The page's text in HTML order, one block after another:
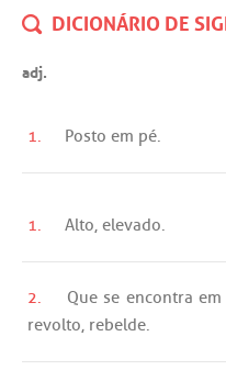
DICIONÁRIO DE
adj.
1. Posto em pé.
1. Alto, elevado.
2. Que se encontra em
revolto, rebelde.